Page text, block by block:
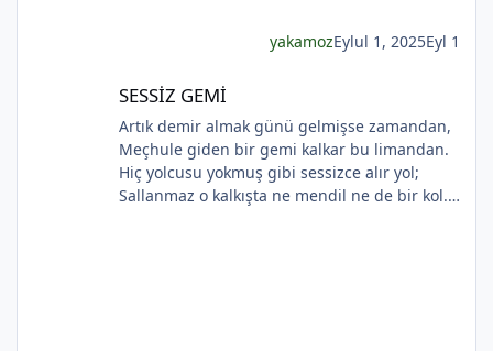
yakamozEylul 1, 2025Eyl 1
SESSİZ GEMİ
Artık demir almak günü gelmişse zamandan,
Meçhule giden bir gemi kalkar bu limandan.
Hiç yolcusu yokmuş gibi sessizce alır yol;
Sallanmaz o kalkışta ne mendil ne de bir kol.